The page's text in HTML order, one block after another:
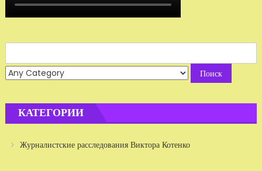
for:
КАТЕГОРИИ
Журналистские расследования Виктора Котенко